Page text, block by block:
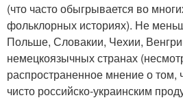
(что часто обыгрывается во
фольклорных историях). Не
Польше, Словакии, Чехии,
немецкоязычных странах
распространенное мнение о том,
чисто российско-украинским